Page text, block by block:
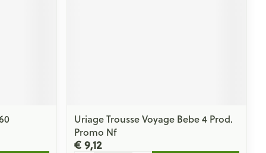
Uriage Trousse Voyage Bebe 4 Prod.
Promo Nf
€ 9,12